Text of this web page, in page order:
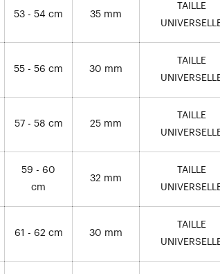
53 - 54 cm 35 mm
TAILLE
55 - 56 cm 30 mm
TAILLE
57 - 58 cm 25 mm
TAILLE
59 - 60
cm
32 mm
TAILLE
61 - 62 cm 30 mm
TAILLE